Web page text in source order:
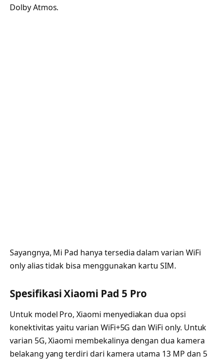
Dolby Atmos.
Sayangnya, Mi Pad hanya tersedia dalam varian WiFi
only alias tidak bisa menggunakan kartu SIM.
Spesifikasi Xiaomi Pad 5 Pro
Untuk model Pro, Xiaomi menyediakan dua opsi
konektivitas yaitu varian WiFi+5G dan WiFi only. Untuk
varian 5G, Xiaomi membekalinya dengan dua kamera
belakang yang terdiri dari kamera utama 13 MP dan 5